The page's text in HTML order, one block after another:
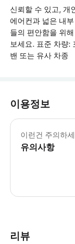
신뢰할 수 있고, 개
에어컨과 넓은 내
들의 편안함을 위
보세요. 표준 차량:
밴 또는 유사 차종
이용정보
이런건 주의하
유의사항
리뷰